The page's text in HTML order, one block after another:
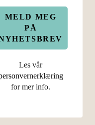
Les vår
for mer info.